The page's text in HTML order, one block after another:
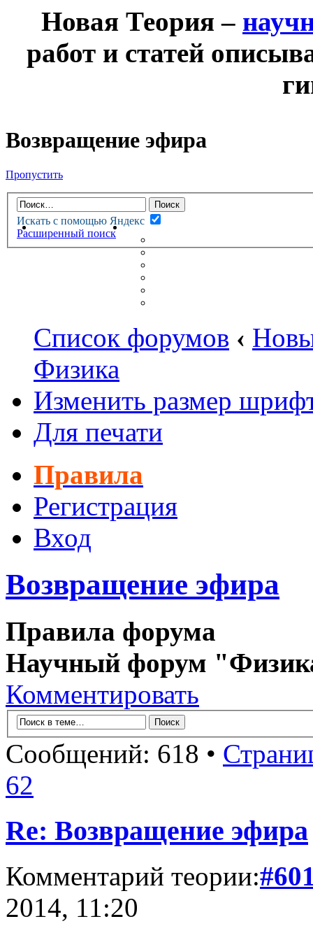
Новая Теория –
работ и статей
Возвращение эфира
Пропустить
Искать с помощью Яндекс
Расширенный поиск
НОВАЯ ТЕОРИЯФОРУМ
НЕПРОЧИТАННЫЕ
Список форумов ‹
Физика
Изменить размер
Для печати
Правила
Регистрация
Вход
Возвращение эфира
Правила форума
Научный форум
Комментировать
Сообщений: 618 •
62
Re: Возвращение эфира
Комментарий теории:
2014, 11:20